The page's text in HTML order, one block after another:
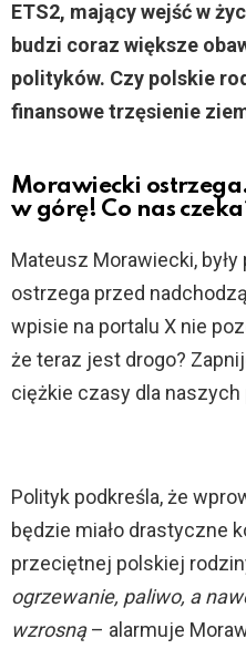
ETS2, mający wejść w
budzi coraz większe
polityków. Czy polskie
finansowe trzęsienie
Morawiecki
w górę! Co nas
Mateusz Morawiecki, były
ostrzega przed
wpisie na portalu X nie
że teraz jest drogo?
ciężkie czasy dla naszych
Polityk podkreśla, że
będzie miało drastyczne
przeciętnej polskiej
ogrzewanie, paliwo, a
wzrosną– alarmuje